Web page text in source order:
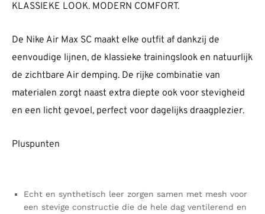
KLASSIEKE LOOK. MODERN COMFORT.
De Nike Air Max SC maakt elke outfit af dankzij de
eenvoudige lijnen, de klassieke trainingslook en natuurlijk
de zichtbare Air demping. De rijke combinatie van
materialen zorgt naast extra diepte ook voor stevigheid
en een licht gevoel, perfect voor dagelijks draagplezier.
Pluspunten
Echt en synthetisch leer zorgen samen met mesh voor
een stevige constructie die de hele dag ventilerend en